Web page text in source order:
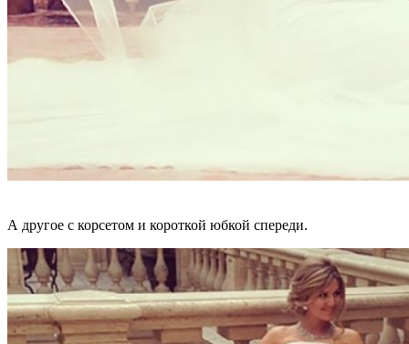
А другое с корсетом и короткой юбкой спереди.